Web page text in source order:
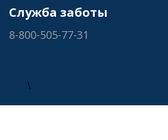
Служба заботы
8-800-505-77-31
\